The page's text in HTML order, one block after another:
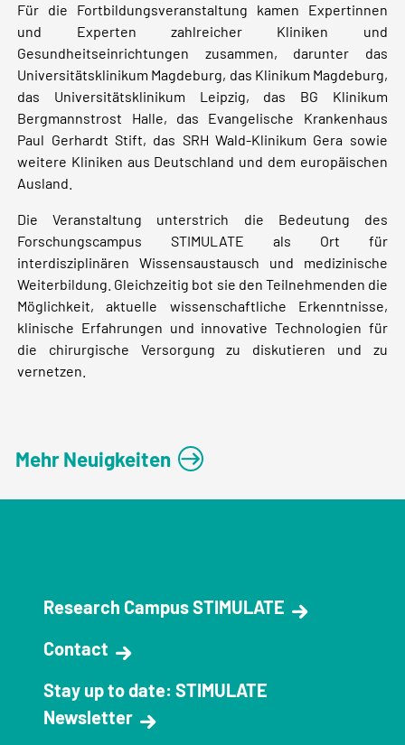
Für die Fortbildungsveranstaltung kamen Expertinnen
und Experten zahlreicher Kliniken und
Gesundheitseinrichtungen zusammen, darunter das
Universitätsklinikum Magdeburg, das Klinikum Magdeburg,
das Universitätsklinikum Leipzig, das BG Klinikum
Bergmannstrost Halle, das Evangelische Krankenhaus
Paul Gerhardt Stift, das SRH Wald-Klinikum Gera sowie
weitere Kliniken aus Deutschland und dem europäischen
Ausland.
Die Veranstaltung unterstrich die Bedeutung des
Forschungscampus STIMULATE als Ort für
interdisziplinären Wissensaustausch und medizinische
Weiterbildung. Gleichzeitig bot sie den Teilnehmenden die
Möglichkeit, aktuelle wissenschaftliche Erkenntnisse,
klinische Erfahrungen und innovative Technologien für
die chirurgische Versorgung zu diskutieren und zu
vernetzen.
Mehr Neuigkeiten
Research Campus STIMULATE
Contact
Stay up to date: STIMULATE
Newsletter